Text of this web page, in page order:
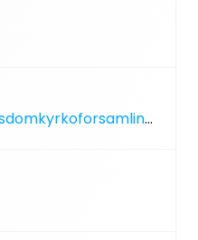
http://stockholmsdomkyrkoforsamling.se/page.php?p=481